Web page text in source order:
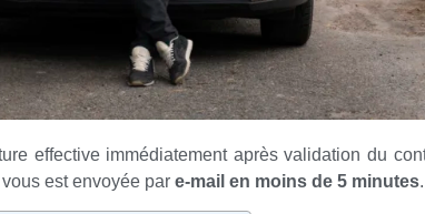
effective immédiatement après validation du
vous est envoyée par e-mail en moins de 5 minutes.